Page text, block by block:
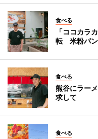
食べる
「ココカラ
転 米粉パン
食べる
熊谷にラー
求して
食べる